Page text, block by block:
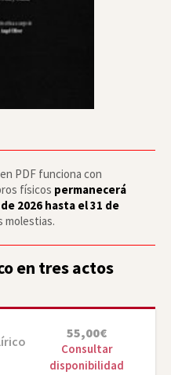
PDF funciona con
físicos permanecerá
2026 hasta el 31 de
molestias.
en tres actos
55,00€
Consultar
disponibilidad